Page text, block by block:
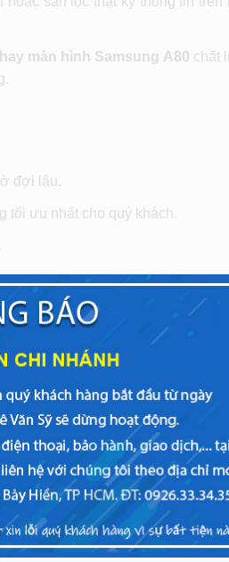
màn hình Samsung A80 chất
đợi lâu.
tối ưu nhất cho quý khách.
zin
dõi quá trình này.
thay mới, Giao dịch viên sẽ tặng